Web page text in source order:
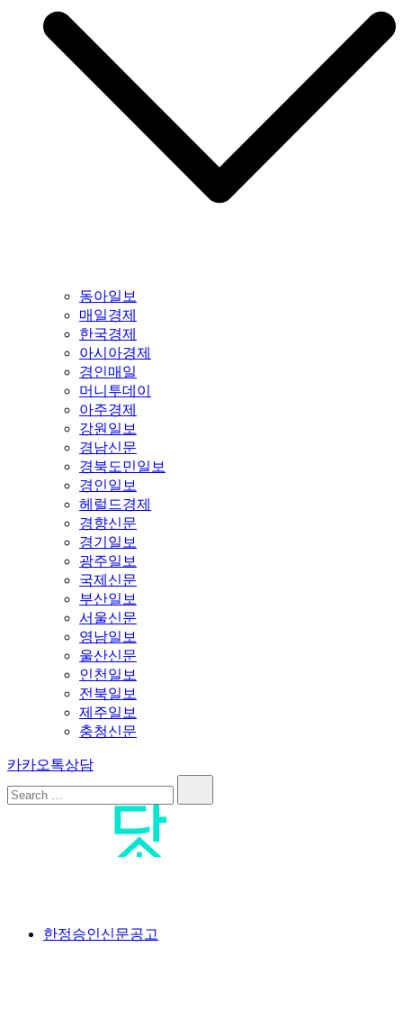
동아일보
매일경제
한국경제
아시아경제
경인매일
머니투데이
아주경제
강원일보
경남신문
경북도민일보
경인일보
헤럴드경제
경향신문
경기일보
광주일보
국제신문
부산일보
서울신문
영남일보
울산신문
인천일보
전북일보
제주일보
충청신문
카카오톡상담
신문공고 #한정승인신문공고 #상속한정승인신문공고 #분실공
한정승인신문공고